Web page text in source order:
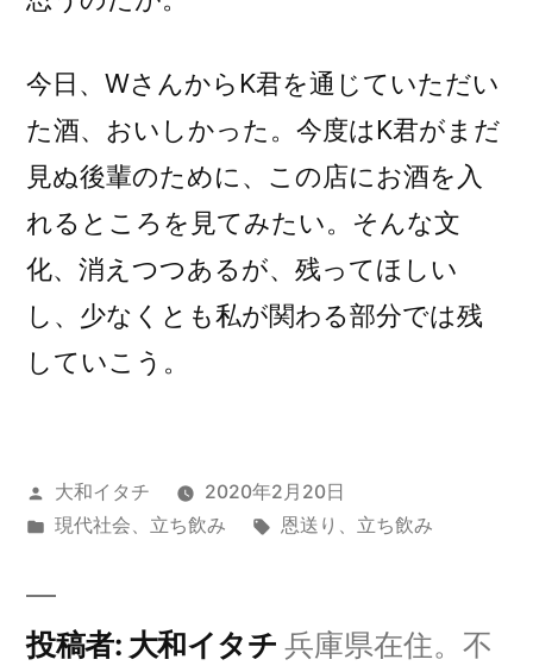
今日、WさんからK君を通じていただい
た酒、おいしかった。今度はK君がまだ
見ぬ後輩のために、この店にお酒を入
れるところを見てみたい。そんな文
化、消えつつあるが、残ってほしい
し、少なくとも私が関わる部分では残
していこう。
投
稿
大和イタチ
2020年2月20日
カ
ゴ
ー:
現代社会、 立ち飲み
タ
恩送り 、 立ち飲み
投稿者: 大和イタチ 兵庫県在住。不